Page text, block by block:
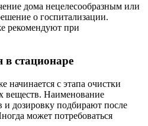
дома нецелесообразным или
о госпитализации.
рекомендуют при
в стационаре
начинается с этапа очистки
веществ. Наименование
дозировку подбирают после
может потребоваться